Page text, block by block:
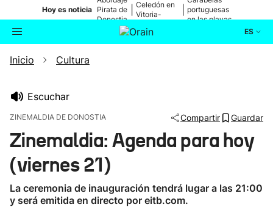
Hoy es noticia Pirata de
Donostia
Celedón en
Vitoria-
portuguesas
en las playas
ES
Buscador
Eguraldia
Inicio Cultura
Escuchar
ZINEMALDIA DE DONOSTIA Compartir Guardar
Zinemaldia: Agenda para hoy
(viernes 21)
La ceremonia de inauguración tendrá lugar a las 21:00
y será emitida en directo por eitb.com.